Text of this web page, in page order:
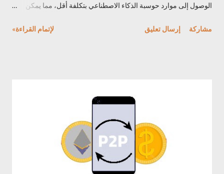
الوصول إلى موارد حوسبة الذكاء الاصطناعي بتكلفة أقل، مما يمكن
الذكاء الاصطناعي والتعلم الآلي. مشروع عملة io يوفر مشروع عملة io
شاملة تشمل الحوسبة، التخزين، وعرض الصور، مما يعزز من فرص
التكنولوجيا المتقدمة في متناول الجميع، من خلال خفض التكاليف وزيادة
الكفاءة، مما يدعم المبتكرين ورواد الأعمال في مجال الذكاء الاصطناعي
مشاركة إرسال تعليق لإتمام القراءة»